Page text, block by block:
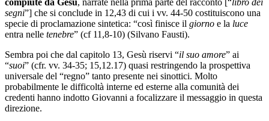
compiute da Gesù, narrate nella prima parte del racconto [“libro dei
segni”] che si conclude in 12,43 di cui i vv. 44-50 costituiscono una
specie di proclamazione sintetica: “così finisce il giorno e la luce
entra nelle tenebre” (cf 11,8-10) (Silvano Fausti).
Sembra poi che dal capitolo 13, Gesù riservi “il suo amore” ai
“suoi” (cfr. vv. 34-35; 15,12.17) quasi restringendo la prospettiva
universale del “regno” tanto presente nei sinottici. Molto
probabilmente le difficoltà interne ed esterne alla comunità dei
credenti hanno indotto Giovanni a focalizzare il messaggio in questa
direzione.